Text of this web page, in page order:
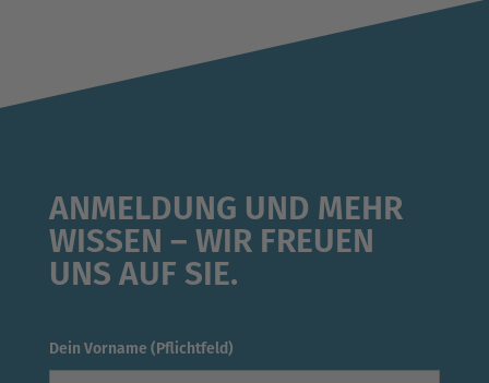
ANMELDUNG UND MEHR
WISSEN – WIR FREUEN
UNS AUF SIE.
Dein Vorname (Pflichtfeld)